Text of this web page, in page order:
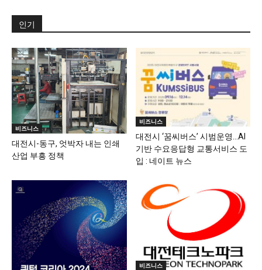
인기
비즈니스
대전시-동구, 엇박자 내는 인쇄
산업 부흥 정책
비즈니스
대전시 ‘꿈씨버스’ 시범운영…AI
기반 수요응답형 교통서비스 도
입 : 네이트 뉴스
비즈니스